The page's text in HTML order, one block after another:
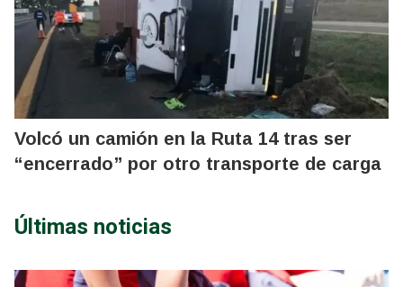
Volcó un camión en la Ruta 14 tras ser
“encerrado” por otro transporte de carga
Últimas noticias